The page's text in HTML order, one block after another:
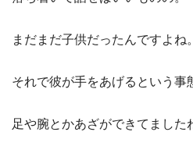
まだまだ子供だったんですよね。
それで彼が手をあげるという事
足や腕とかあざができてました